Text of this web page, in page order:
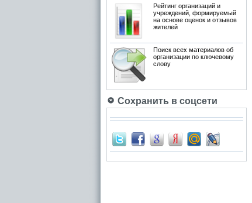
Рейтинг организаций и
учреждений, формируемый
на основе оценок и отзывов
жителей
Поиск всех материалов об
организации по ключевому
слову
Сохранить в соцсети